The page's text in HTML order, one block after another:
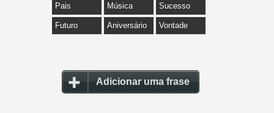
Pais Música Sucesso
Futuro Aniversário Vontade
Adicionar uma frase